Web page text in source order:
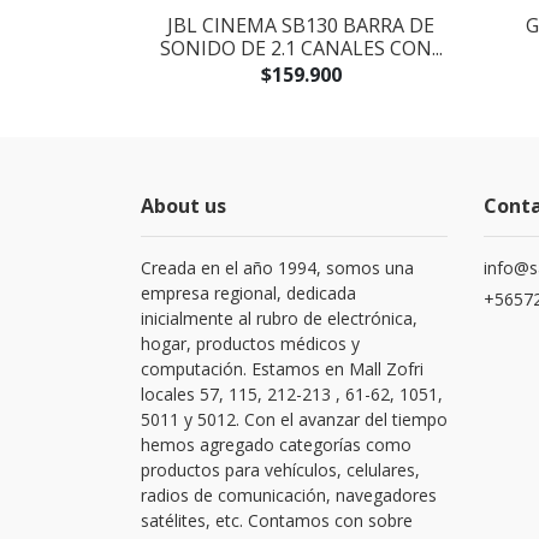
JBL CINEMA SB130 BARRA DE
SONIDO DE 2.1 CANALES CON...
$159.900
About us
Creada en el año 1994, somos una
empresa regional, dedicada
inicialmente al rubro de electrónica,
hogar, productos médicos y
computación. Estamos en Mall Zofri
locales 57, 115, 212-213 , 61-62, 1051,
5011 y 5012. Con el avanzar del tiempo
hemos agregado categorías como
productos para vehículos, celulares,
radios de comunicación, navegadores
satélites, etc. Contamos con sobre